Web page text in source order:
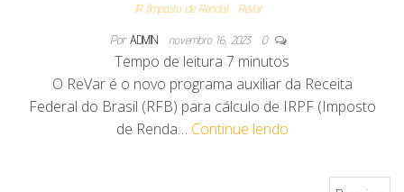
IR (Imposto de Renda) ReVar
Por ADMIN novembro 16, 2023 0
Tempo de leitura 7 minutos
O ReVar é o novo programa auxiliar da Receita
Federal do Brasil (RFB) para cálculo de IRPF (Imposto
de Renda… Continue lendo